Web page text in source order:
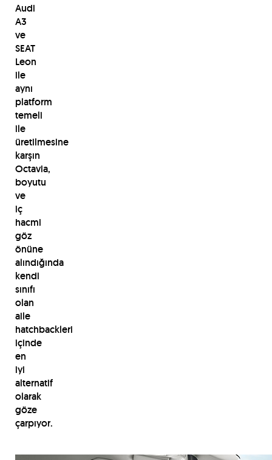
Audi
A3
ve
SEAT
Leon
ile
aynı
platform
temeli
ile
üretilmesine
karşın
Octavia,
boyutu
ve
iç
hacmi
göz
önüne
alındığında
kendi
sınıfı
olan
aile
hatchbackleri
içinde
en
iyi
alternatif
olarak
göze
çarpıyor.